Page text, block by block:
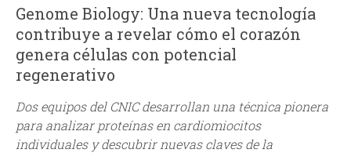
Genome Biology: Una nueva tecnología
contribuye a revelar cómo el corazón
genera células con potencial
regenerativo
Dos equipos del CNIC desarrollan una técnica pionera
para analizar proteínas en cardiomiocitos
individuales y descubrir nuevas claves de la